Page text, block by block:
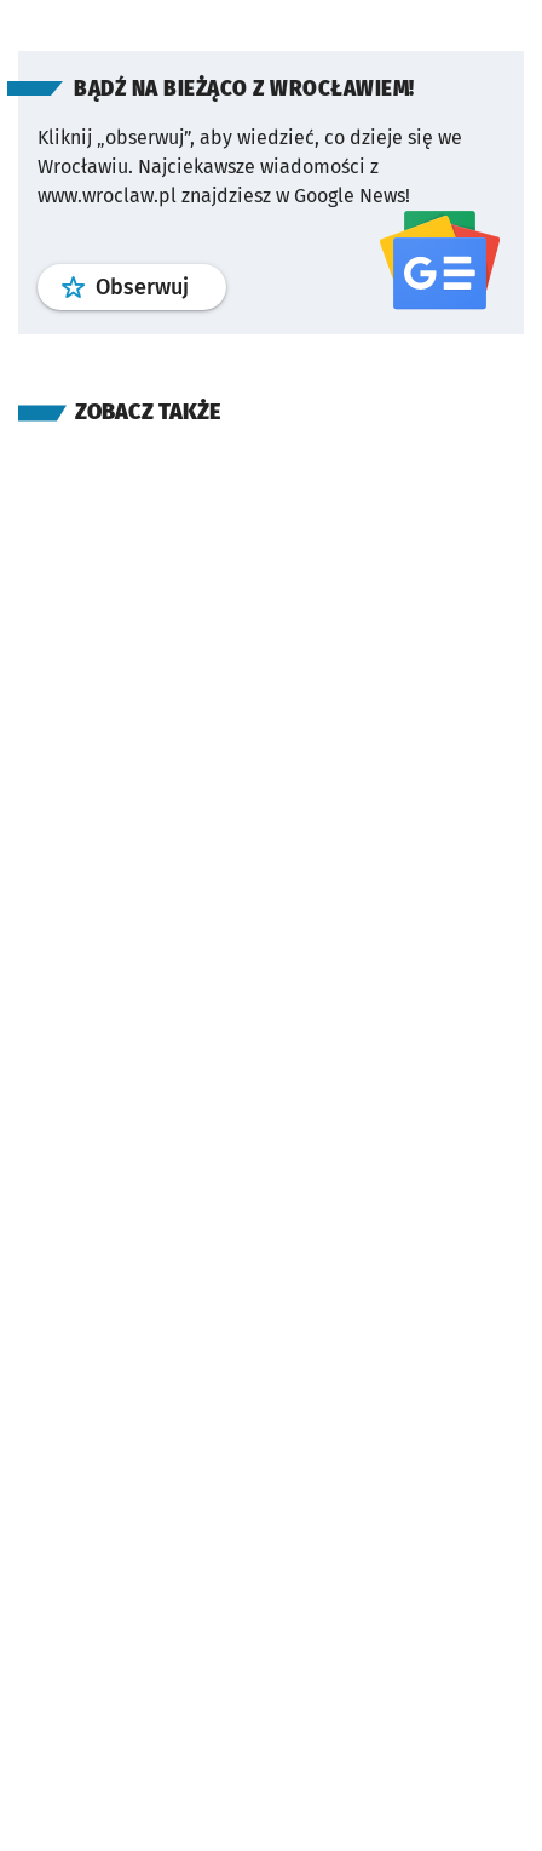
BĄDŹ NA BIEŻĄCO Z WROCŁAWIEM!
Kliknij „obserwuj”, aby wiedzieć, co dzieje się we
Wrocławiu. Najciekawsze wiadomości z
www.wroclaw.pl znajdziesz w Google News!
Obserwuj profil serwisu
ZOBACZ TAKŻE